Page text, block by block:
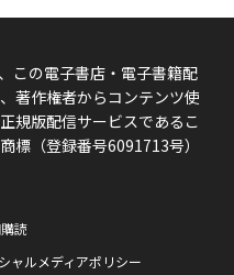
この電子書店・電子書籍配
著作権者からコンテンツ使
規版配信サービスであるこ
標（登録番号6091713号）
読
ャルメディアポリシー